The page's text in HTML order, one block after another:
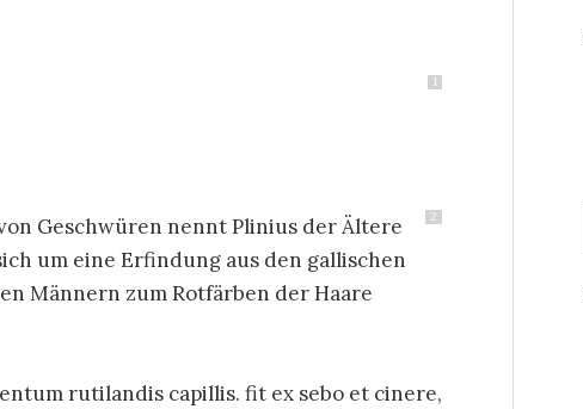
1
2
Geschwüren nennt Plinius der Ältere
um eine Erfindung aus den gallischen
Männern zum Rotfärben der Haare
rutilandis capillis. fit ex sebo et cinere,